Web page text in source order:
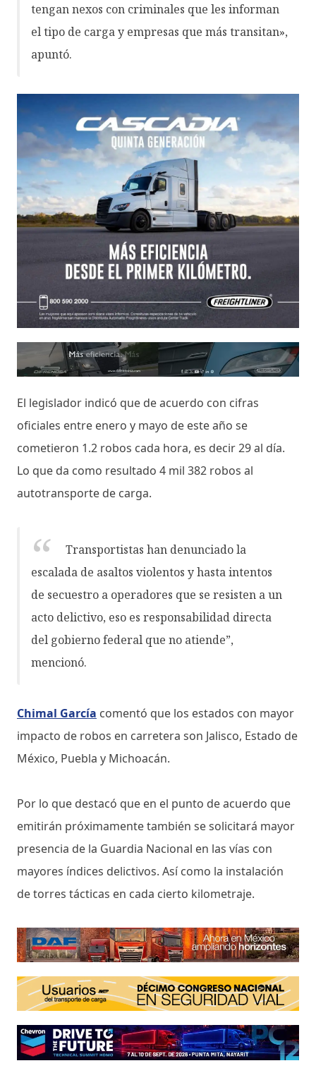
tengan nexos con criminales que les informan
el tipo de carga y empresas que más transitan»,
apuntó.
El legislador indicó que de acuerdo con cifras
oficiales entre enero y mayo de este año se
cometieron 1.2 robos cada hora, es decir 29 al día.
Lo que da como resultado 4 mil 382 robos al
autotransporte de carga.
Transportistas han denunciado la
escalada de asaltos violentos y hasta intentos
de secuestro a operadores que se resisten a un
acto delictivo, eso es responsabilidad directa
del gobierno federal que no atiende”,
mencionó.
Chimal García comentó que los estados con mayor
impacto de robos en carretera son Jalisco, Estado de
México, Puebla y Michoacán.
Por lo que destacó que en el punto de acuerdo que
emitirán próximamente también se solicitará mayor
presencia de la Guardia Nacional en las vías con
mayores índices delictivos. Así como la instalación
de torres tácticas en cada cierto kilometraje.